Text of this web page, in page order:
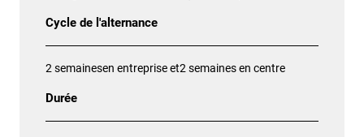
Cycle de l'alternance
2 semainesen entreprise et2 semaines en centre
Durée